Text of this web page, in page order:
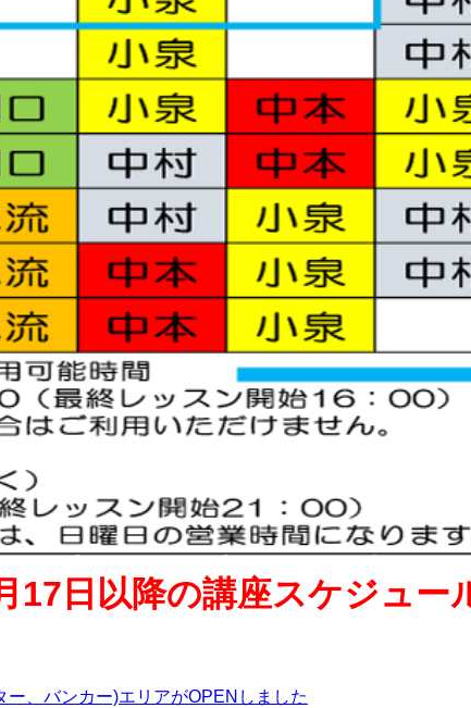
17日以降の講座スケジュー
、バンカー)エリアがOPENしました